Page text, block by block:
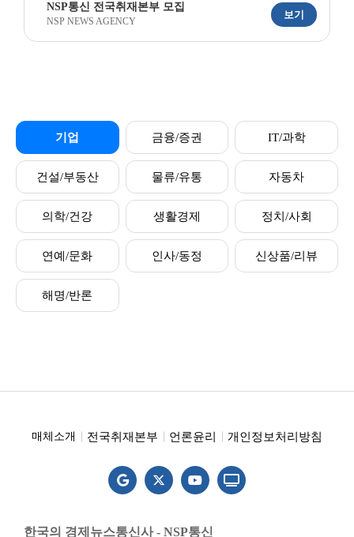
NSP통신 전국취재본부 모집
NSP NEWS AGENCY
보기
기업 금융/증권 IT/과학
건설/부동산 물류/유통 자동차
의학/건강 생활경제 정치/사회
연예/문화 인사/동정 신상품/리뷰
해명/반론
매체소개 전국취재본부 언론윤리 개인정보처리방침
한국의 경제뉴스통신사 - NSP통신